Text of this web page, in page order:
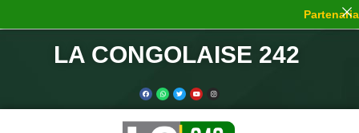
LA CONGOLAISE 242
Partenariat